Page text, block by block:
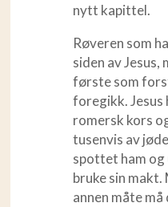
nytt kapittel.
Røveren som
siden av Jesus,
første som
foregikk. Jesus
romersk kors
tusenvis av
spottet ham
bruke sin makt.
annen måte